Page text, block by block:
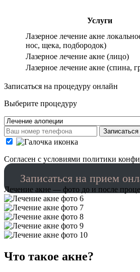
Услуги
Лазерное лечение акне
нос, щека, подбородок)
Лазерное лечение акне (лицо)
Лазерное лечение акне (спина,
Записаться на процедуру онлайн
Выберите процедуру
Записаться
Cогласен с условиями политики
Записаться на прием
Лечение акне — фото до и после
Что такое акне?